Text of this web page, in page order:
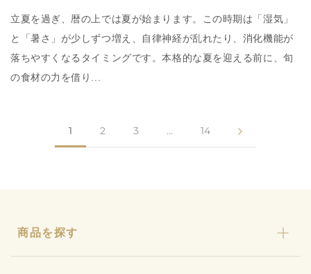
立夏を過ぎ、暦の上では夏が始まります。この時期は「湿気」
と「暑さ」が少しずつ増え、自律神経が乱れたり、消化機能が
落ちやすくなるタイミングです。本格的な夏を迎える前に、旬
の食材の力を借り...
1 2 3 … 14
商品を探す